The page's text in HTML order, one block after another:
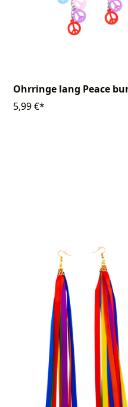
Ohrringe lang Peace
5,99 €*